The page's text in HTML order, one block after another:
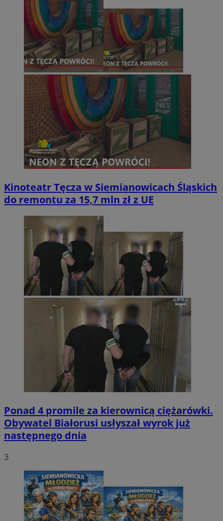
Kinoteatr Tęcza w Siemianowicach Śląskich
do remontu za 15,7 mln zł z UE
Ponad 4 promile za kierownicą ciężarówki.
Obywatel Białorusi usłyszał wyrok już
następnego dnia
3